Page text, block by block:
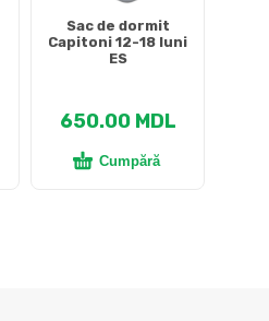
Sac de dormit
Capitoni 12-18 luni
ES
650.00 MDL
Cumpără